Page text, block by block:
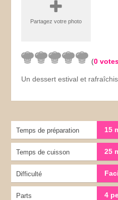
Partagez votre photo
(0
Un dessert estival et
Temps de préparation 15
Temps de cuisson 25
Difficulté
Parts 4